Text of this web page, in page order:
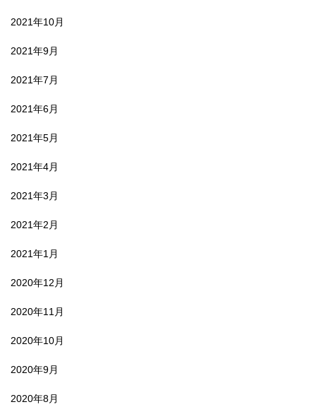
2021年10月
2021年9月
2021年7月
2021年6月
2021年5月
2021年4月
2021年3月
2021年2月
2021年1月
2020年12月
2020年11月
2020年10月
2020年9月
2020年8月